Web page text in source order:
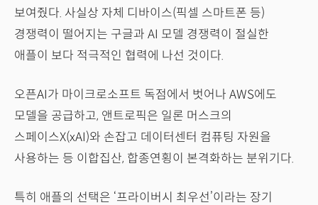
보여줬다. 사실상 자체 디바이스(픽셀 스마트폰 등)
경쟁력이 떨어지는 구글과 AI 모델 경쟁력이 절실한
애플이 보다 적극적인 협력에 나선 것이다.
오픈AI가 마이크로소프트 독점에서 벗어나 AWS에도
모델을 공급하고, 앤트로픽은 일론 머스크의
스페이스X(xAI)와 손잡고 데이터센터 컴퓨팅 자원을
사용하는 등 이합집산, 합종연횡이 본격화하는 분위기다.
특히 애플의 선택은 ‘프라이버시 최우선’이라는 장기